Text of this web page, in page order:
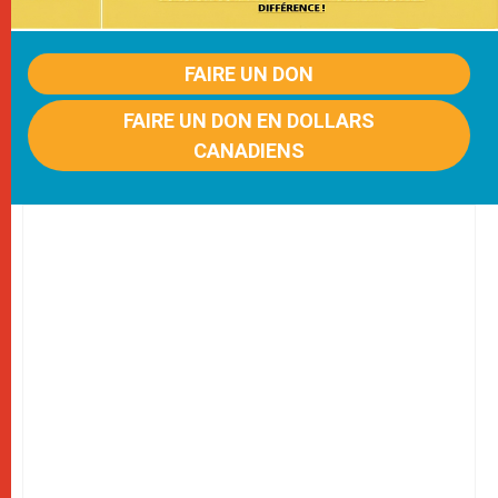
FAIRE UN DON
FAIRE UN DON EN DOLLARS
CANADIENS